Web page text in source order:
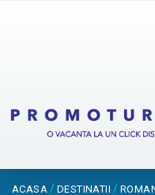
ACASA / DESTINATII /